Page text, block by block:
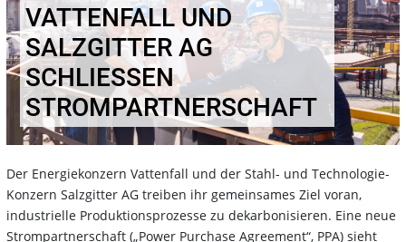
VATTENFALL UND
SALZGITTER AG
SCHLIESSEN S
TROMPARTNERSCHAFT
Der Energiekonzern Vattenfall und der Stahl- und Technologie-
Konzern Salzgitter AG treiben ihr gemeinsames Ziel voran,
industrielle Produktionsprozesse zu dekarbonisieren. Eine neue
Strompartnerschaft („Power Purchase Agreement“, PPA) sieht